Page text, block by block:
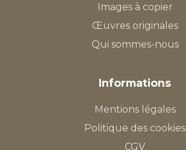
Images à copier
Œuvres originales
Qui sommes-nous
Informations
Mentions légales
Politique des cookies
CGV